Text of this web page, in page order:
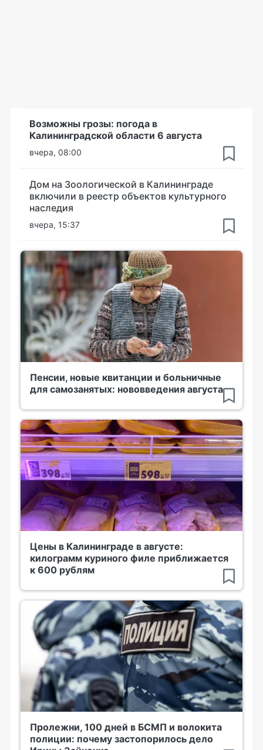
Возможны грозы: погода в
Калининградской области 6 августа
вчера, 08:00
Дом на Зоологической в Калининграде
включили в реестр объектов культурного
наследия
вчера, 15:37
Пенсии, новые квитанции и больничные
для самозанятых: нововведения августа
Цены в Калининграде в августе:
килограмм куриного филе приближается
к 600 рублям
Пролежни, 100 дней в БСМП и волокита
полиции: почему застопорилось дело